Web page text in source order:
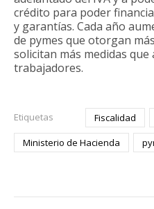
crédito para poder
y garantías. Cada año
de pymes que otorgan
solicitan más medidas
trabajadores.
Etiquetas Fiscalidad
Ministerio de Hacienda